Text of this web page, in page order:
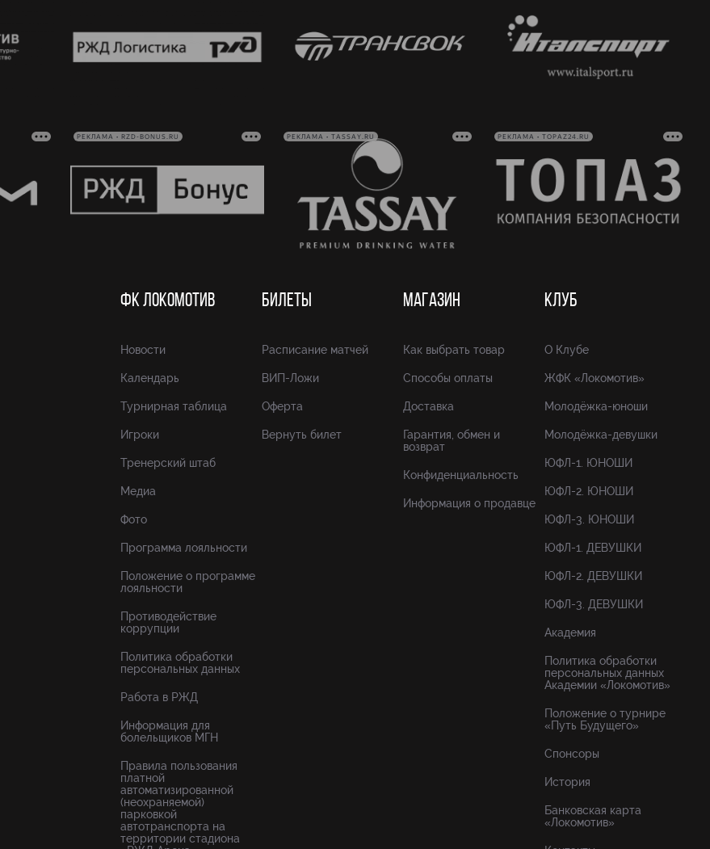
РЕКЛАМА • RZD-BONUS.RU РЕКЛАМА • TASSAY.RU РЕКЛАМА • TOPAZ24.RU
ФК ЛОКОМОТИВ
Новости
Календарь
Турнирная таблица
Игроки
Тренерский штаб
Медиа
Фото
Программа лояльности
Положение о программе
лояльности
Противодействие
коррупции
Политика обработки
персональных данных
Работа в РЖД
Информация для
болельщиков МГН
Правила пользования
платной
автоматизированной
(неохраняемой)
парковкой
автотранспорта на
территории стадиона
БИЛЕТЫ
Расписание матчей
ВИП-Ложи
Оферта
Вернуть билет
МАГАЗИН
Как выбрать товар
Способы оплаты
Доставка
Гарантия, обмен и
возврат
Конфиденциальность
Информация о продавце
КЛУБ
О Клубе
ЖФК «Локомотив»
Молодёжка-юноши
Молодёжка-девушки
ЮФЛ-1. ЮНОШИ
ЮФЛ-2. ЮНОШИ
ЮФЛ-3. ЮНОШИ
ЮФЛ-1. ДЕВУШКИ
ЮФЛ-2. ДЕВУШКИ
ЮФЛ-3. ДЕВУШКИ
Академия
Политика обработки
персональных данных
Академии «Локомотив»
Положение о турнире
«Путь Будущего»
Спонсоры
История
Банковская карта
«Локомотив»